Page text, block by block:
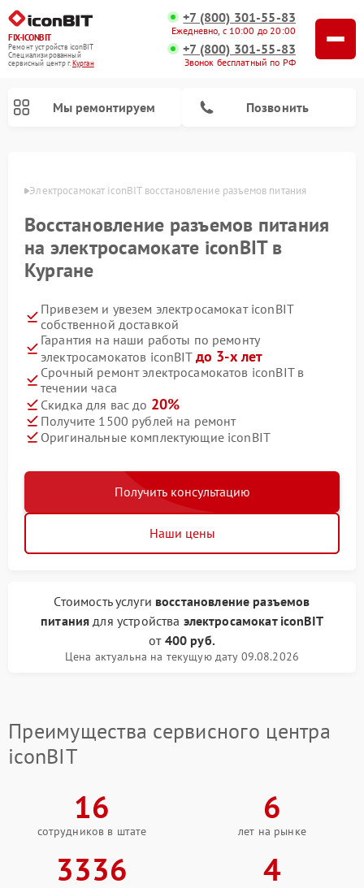
FIX-ICONBIT
Ремонт устройств iconBIT
Специализированный
cервисный центр г.Курган
+7 (800) 301-55-83
Ежедневно, с 10:00 до 20:00
+7 (800) 301-55-83
Звонок бесплатный по РФ
Мы ремонтируем Позвонить
Электросамокат iconBIT восстановление разъемов питания
Восстановление разъемов питания
на электросамокате iconBIT в
Кургане
Привезем и увезем электросамокат iconBIT
собственной доставкой
Гарантия на наши работы по ремонту
электросамокатов iconBIT до 3-х лет
Срочный ремонт электросамокатов iconBIT в
течении часа
Скидка для вас до 20%
Получите 1500 рублей на ремонт
Оригинальные комплектующие iconBIT
Получить консультацию
Наши цены
Стоимость услуги восстановление разъемов
питания для устройства электросамокат iconBIT
от 400 руб.
Цена актуальна на текущую дату 09.08.2026
Преимущества сервисного центра
iconBIT
16
сотрудников в штате
6
лет на рынке
3336 4